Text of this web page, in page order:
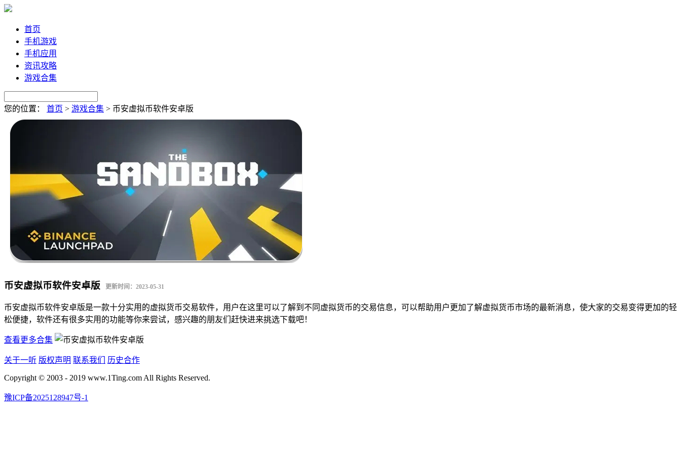
首页
手机游戏
手机应用
资讯攻略
游戏合集
您的位置： 首页 > 游戏合集 > 币安虚拟币软件安卓版
币安虚拟币软件安卓版 更新时间：2023-05-31
币安虚拟币软件安卓版是一款十分实用的虚拟货币交易软件，用户在这里可以了解到不同虚拟货币的交易信息，可以帮助用户更加了解虚拟货币市场的最新消息，使大家的交易变得更加的轻
松便捷，软件还有很多实用的功能等你来尝试，感兴趣的朋友们赶快进来挑选下载吧！
查看更多合集
关于一听 版权声明 联系我们 历史合作
Copyright © 2003 - 2019 www.1Ting.com All Rights Reserved.
豫ICP备2025128947号-1